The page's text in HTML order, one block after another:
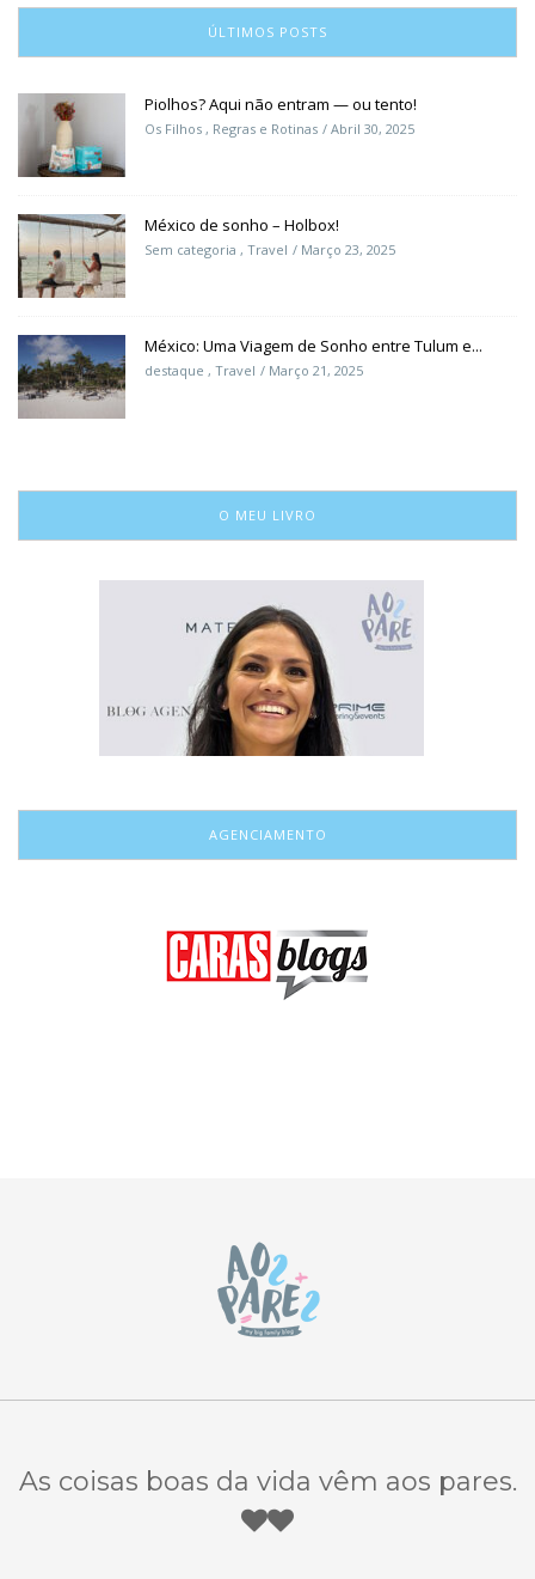
ÚLTIMOS POSTS
Piolhos? Aqui não entram — ou tento!
Os Filhos , Regras e Rotinas Abril 30, 2025
México de sonho – Holbox!
Sem categoria , Travel Março 23, 2025
México: Uma Viagem de Sonho entre Tulum e...
destaque , Travel Março 21, 2025
O MEU LIVRO
AGENCIAMENTO
As coisas boas da vida vêm aos pares.